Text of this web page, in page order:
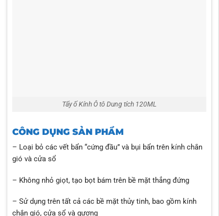
Tẩy ố Kính Ô tô Dung tích 120ML
CÔNG DỤNG SẢN PHẨM
– Loại bỏ các vết bẩn “cứng đầu” và bụi bẩn trên kính chắn
gió và cửa sổ
– Không nhỏ giọt, tạo bọt bám trên bề mặt thẳng đứng
– Sử dụng trên tất cả các bề mặt thủy tinh, bao gồm kính
chắn gió, cửa sổ và gương